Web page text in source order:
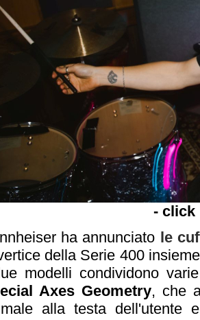
- click
ha annunciato le
della Serie 400
modelli condividono
Axes Geometry, che
alla testa dell'utente